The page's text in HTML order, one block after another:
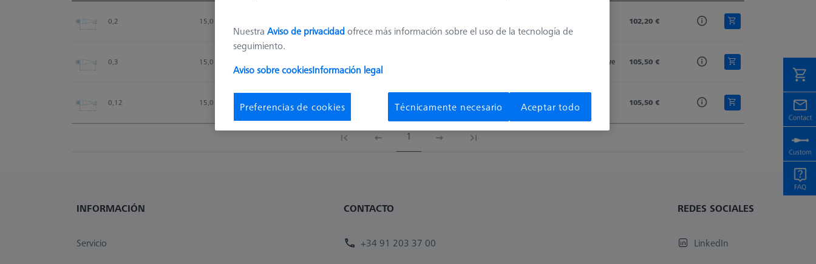
0,2
15,0 5,0
102,20 €
0,3 15,0 5,0
Disponible en breve 105,50 €
0,12 15,0 0,12 Ruby Titanium Conical 5,0 626103-0010-015
Plazo de entrega
más largo
105,50 €
1
INFORMACIÓN
Servicio
CONTACTO
+34 91 203 37 00
REDES SOCIALES
LinkedIn
Nuestra Aviso de privacidadofrece más información sobre el uso de la tecnología de
seguimiento.
Aviso sobre cookiesInformación legal
Preferencias de cookies Técnicamente necesario Aceptar todo